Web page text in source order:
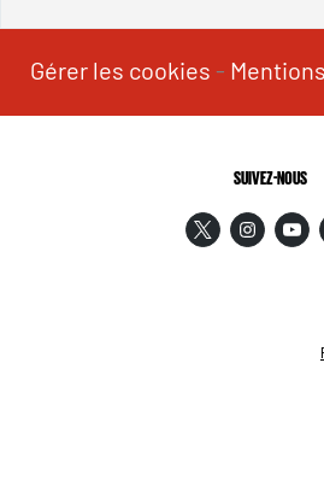
Gérer les cookies -
SUIVEZ-NOUS